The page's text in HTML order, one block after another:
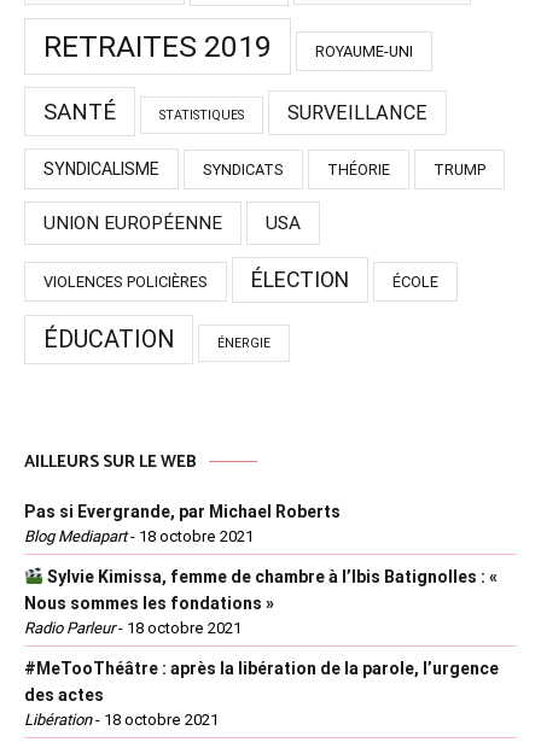
RETRAITES 2019 ROYAUME-UNI
SANTÉ STATISTIQUES SURVEILLANCE
SYNDICALISME SYNDICATS THÉORIE TRUMP
UNION EUROPÉENNE USA
VIOLENCES POLICIÈRES ÉLECTION ÉCOLE
ÉDUCATION ÉNERGIE
AILLEURS SUR LE WEB
Pas si Evergrande, par Michael Roberts
Blog Mediapart- 18 octobre 2021
Sylvie Kimissa, femme de chambre à l’Ibis Batignolles : «
Nous sommes les fondations »
Radio Parleur- 18 octobre 2021
#MeTooThéâtre : après la libération de la parole, l’urgence
des actes
Libération- 18 octobre 2021